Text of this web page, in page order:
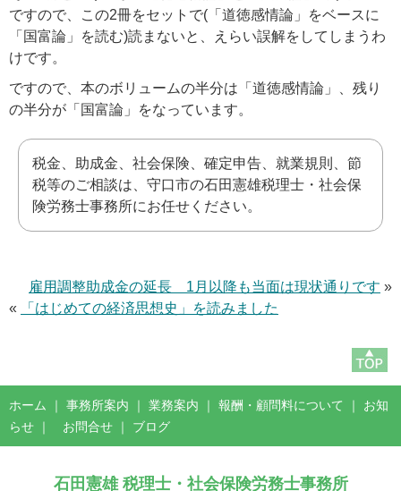
ですので、この2冊をセットで(「道徳感情論」をベースに
「国富論」を読む)読まないと、えらい誤解をしてしまうわ
けです。
ですので、本のボリュームの半分は「道徳感情論」、残り
の半分が「国富論」をなっています。
税金、助成金、社会保険、確定申告、就業規則、節
税等のご相談は、守口市の石田憲雄税理士・社会保
険労務士事務所にお任せください。
雇用調整助成金の延長 1月以降も当面は現状通りです »
«
「はじめての経済思想史」を読みました
ホーム ｜ 事務所案内 ｜ 業務案内 ｜ 報酬・顧問料について ｜ お知
らせ ｜ お問合せ ｜ ブログ
石田憲雄 税理士・社会保険労務士事務所